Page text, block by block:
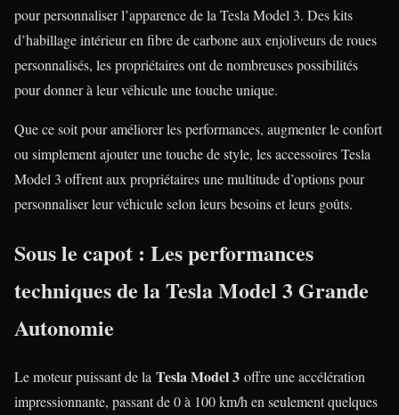
pour personnaliser l’apparence de la Tesla Model 3. Des kits
d’habillage intérieur en fibre de carbone aux enjoliveurs de roues
personnalisés, les propriétaires ont de nombreuses possibilités
pour donner à leur véhicule une touche unique.
Que ce soit pour améliorer les performances, augmenter le confort
ou simplement ajouter une touche de style, les accessoires Tesla
Model 3 offrent aux propriétaires une multitude d’options pour
personnaliser leur véhicule selon leurs besoins et leurs goûts.
Sous le capot : Les performances
techniques de la Tesla Model 3 Grande
Autonomie
Le moteur puissant de la Tesla Model 3 offre une accélération
impressionnante, passant de 0 à 100 km/h en seulement quelques